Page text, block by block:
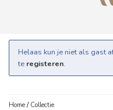
Helaas kun je niet als gast
te registeren.
Home / Collectie